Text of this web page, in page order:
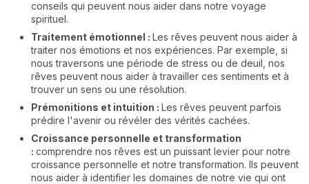
conseils qui peuvent nous aider dans notre voyage
spirituel.
Traitement émotionnel : Les rêves peuvent nous aider à
traiter nos émotions et nos expériences. Par exemple, si
nous traversons une période de stress ou de deuil, nos
rêves peuvent nous aider à travailler ces sentiments et à
trouver un sens ou une résolution.
Prémonitions et intuition : Les rêves peuvent parfois
prédire l'avenir ou révéler des vérités cachées.
Croissance personnelle et transformation
: comprendre nos rêves est un puissant levier pour notre
croissance personnelle et notre transformation. Ils peuvent
nous aider à identifier les domaines de notre vie qui ont